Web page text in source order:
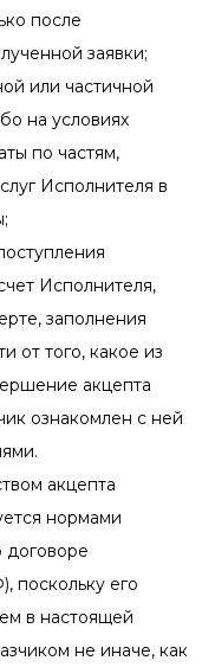
после
заявки;
или частичной
на условиях
по частям,
Исполнителя в
Исполнителя,
заполнения
от того, какое из
акцепта
ознакомлен с ней
акцепта
нормами
договоре
поскольку его
в настоящей
не иначе, как